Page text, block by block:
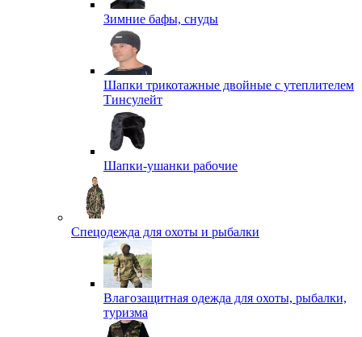
Зимние бафы, снуды
Шапки трикотажные двойные с утеплителем
Тинсулейт
Шапки-ушанки рабочие
Спецодежда для охоты и рыбалки
Влагозащитная одежда для охоты, рыбалки,
туризма